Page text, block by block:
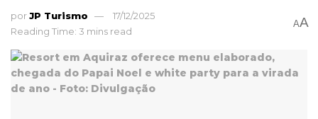
porJP Turismo
17/12/2025
Reading Time: 3 mins read
AA